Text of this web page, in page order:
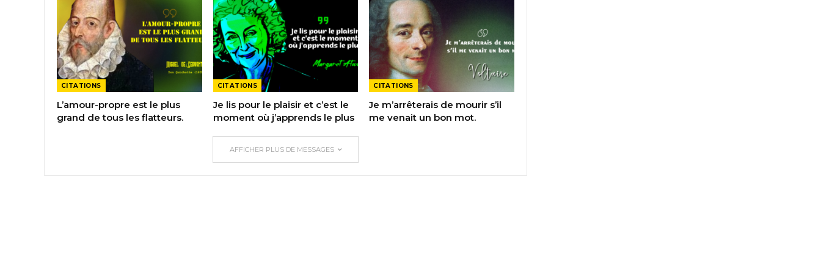
CITATIONS
L’amour-propre est le plus
grand de tous les flatteurs.
CITATIONS
Je lis pour le plaisir et c’est le
moment où j’apprends le plus
CITATIONS
Je m’arrêterais de mourir s’il
me venait un bon mot.
AFFICHER PLUS DE MESSAGES